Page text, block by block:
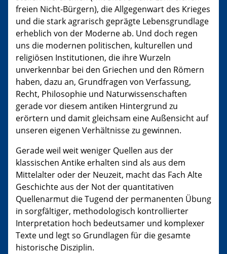
freien Nicht-Bürgern), die Allgegenwart des Krieges
und die stark agrarisch geprägte Lebensgrundlage
erheblich von der Moderne ab. Und doch regen
uns die modernen politischen, kulturellen und
religiösen Institutionen, die ihre Wurzeln
unverkennbar bei den Griechen und den Römern
haben, dazu an, Grundfragen von Verfassung,
Recht, Philosophie und Naturwissenschaften
gerade vor diesem antiken Hintergrund zu
erörtern und damit gleichsam eine Außensicht auf
unseren eigenen Verhältnisse zu gewinnen.
Gerade weil weit weniger Quellen aus der
klassischen Antike erhalten sind als aus dem
Mittelalter oder der Neuzeit, macht das Fach Alte
Geschichte aus der Not der quantitativen
Quellenarmut die Tugend der permanenten Übung
in sorgfältiger, methodologisch kontrollierter
Interpretation hoch be­­deutsamer und komplexer
Texte und legt so Grundlagen für die gesamte
historische Disziplin.